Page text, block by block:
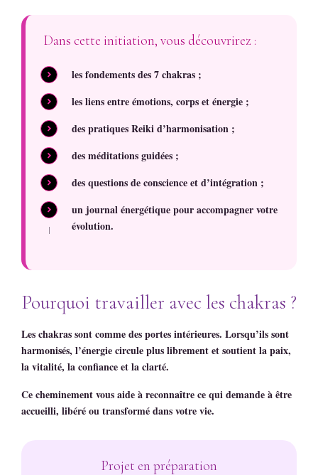
Dans cette initiation, vous découvrirez :
les fondements des 7 chakras ;
les liens entre émotions, corps et énergie ;
des pratiques Reiki d’harmonisation ;
des méditations guidées ;
des questions de conscience et d’intégration ;
un journal énergétique pour accompagner votre
évolution.
Pourquoi travailler avec les chakras ?
Les chakras sont comme des portes intérieures. Lorsqu’ils sont
harmonisés, l’énergie circule plus librement et soutient la paix,
la vitalité, la confiance et la clarté.
Ce cheminement vous aide à reconnaître ce qui demande à être
accueilli, libéré ou transformé dans votre vie.
Projet en préparation